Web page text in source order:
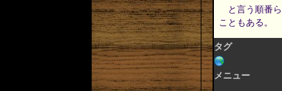
と言う順番
こともある。
タグ
メニュー